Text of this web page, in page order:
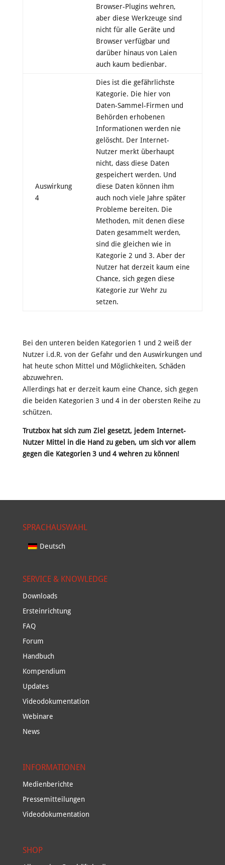
Browser-Plugins wehren,
aber diese Werkzeuge sind
nicht für alle Geräte und
Browser verfügbar und
darüber hinaus von Laien
auch kaum bedienbar.
Auswirkung
4
Dies ist die gefährlichste
Kategorie. Die hier von
Daten-Sammel-Firmen und
Behörden erhobenen
Informationen werden nie
gelöscht. Der Internet-
Nutzer merkt überhaupt
nicht, dass diese Daten
gespeichert werden. Und
diese Daten können ihm
auch noch viele Jahre später
Probleme bereiten. Die
Methoden, mit denen diese
Daten gesammelt werden,
sind die gleichen wie in
Kategorie 2 und 3. Aber der
Nutzer hat derzeit kaum eine
Chance, sich gegen diese
Kategorie zur Wehr zu
setzen.
Bei den unteren beiden Kategorien 1 und 2 weiß der
Nutzer i.d.R. von der Gefahr und den Auswirkungen und
hat heute schon Mittel und Möglichkeiten, Schäden
abzuwehren.
Allerdings hat er derzeit kaum eine Chance, sich gegen
die beiden Kategorien 3 und 4 in der obersten Reihe zu
schützen.
Trutzbox hat sich zum Ziel gesetzt, jedem Internet-
Nutzer Mittel in die Hand zu geben, um sich vor allem
gegen die Kategorien 3 und 4 wehren zu können!
SPRACHAUSWAHL
Deutsch
SERVICE & KNOWLEDGE
Downloads
Ersteinrichtung
FAQ
Forum
Handbuch
Kompendium
Updates
Videodokumentation
Webinare
News
INFORMATIONEN
Medienberichte
Pressemitteilungen
Videodokumentation
SHOP